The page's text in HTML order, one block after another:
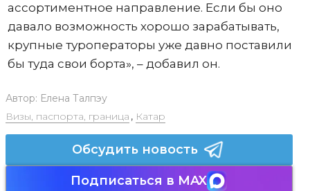
ассортиментное направление. Если бы оно
давало возможность хорошо зарабатывать,
крупные туроператоры уже давно поставили
бы туда свои борта», – добавил он.
Автор: Елена Талпэу
Визы, паспорта, граница , Катар
Обсудить новость
Подписаться в MAX